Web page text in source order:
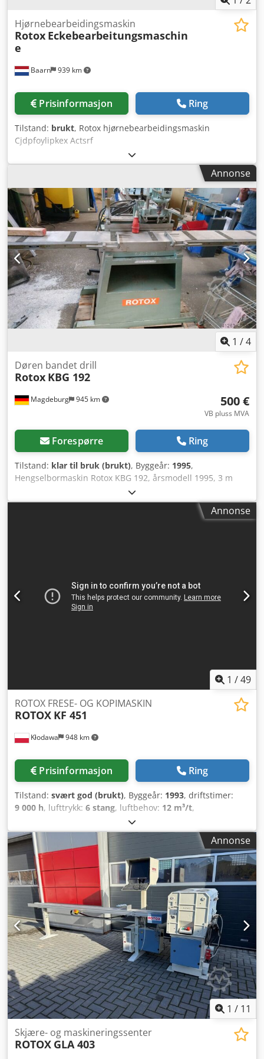
Baarn 939 km
Hjørnebearbeidingsmaskin
Rotox Eckebearbeitungsmaschin
e
Prisinformasjon Ring
Tilstand: brukt, Rotox hjørnebearbeidingsmaskin
Cjdpfoylipkex Actsrf
Annonse
1 /4
Magdeburg 945 km
Døren bandet drill
Rotox KBG 192
500 €
VB pluss MVA
Forespørre Ring
Tilstand: klar til bruk (brukt), Byggeår: 1995,
Hengselbormaskin Rotox KBG 192, årsmodell 1995, 3 m
skyvebord, Crodpfxod R S Hno Actof
Annonse
1 /49
Kłodawa 948 km
ROTOX FRESE- OG KOPIMASKIN
ROTOX KF 451
Prisinformasjon Ring
Tilstand: svært god (brukt), Byggeår: 1993, driftstimer:
9 000 h, lufttrykk: 6 stang, luftbehov: 12 m³/t,
, Kopierfres ROTOX for vinduer og
dører i aluminium og PVC Csdpfx Acou Dat Detorf
Annonse
1 / 11
Skjære- og maskineringssenter
ROTOX GLA 403